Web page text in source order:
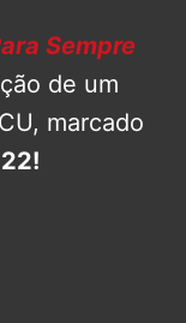
Sempre
de um
marcado